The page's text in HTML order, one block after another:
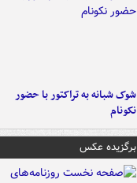
شوک شبانه به تراکتور با حضور
نکونام
برگزیده عکس